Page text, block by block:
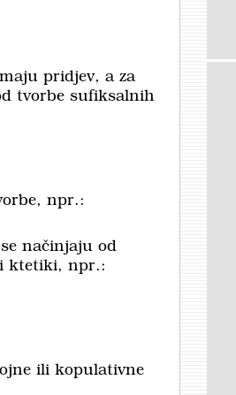
pridjev, a za
tvorbe sufiksalnih
npr.:
načinjaju od
ktetiki, npr.:
ili kopulativne